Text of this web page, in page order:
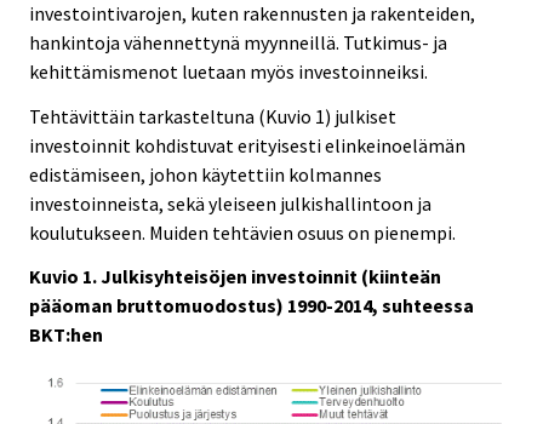
investointivarojen, kuten rakennusten ja rakenteiden,
hankintoja vähennettynä myynneillä. Tutkimus- ja
kehittämismenot luetaan myös investoinneiksi.
Tehtävittäin tarkasteltuna (Kuvio 1) julkiset
investoinnit kohdistuvat erityisesti elinkeinoelämän
edistämiseen, johon käytettiin kolmannes
investoinneista, sekä yleiseen julkishallintoon ja
koulutukseen. Muiden tehtävien osuus on pienempi.
Kuvio 1. Julkisyhteisöjen investoinnit (kiinteän
pääoman bruttomuodostus) 1990-2014, suhteessa
BKT:hen